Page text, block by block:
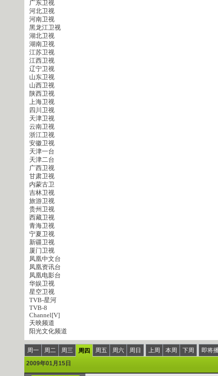
广东卫视
河北卫视
河南卫视
黑龙江卫视
湖北卫视
湖南卫视
江苏卫视
江西卫视
辽宁卫视
山东卫视
山西卫视
陕西卫视
上海卫视
四川卫视
天津卫视
云南卫视
浙江卫视
安徽卫视
天津一台
天津二台
广西卫视
甘肃卫视
内蒙古卫
吉林卫视
旅游卫视
贵州卫视
西藏卫视
青海卫视
宁夏卫视
新疆卫视
厦门卫视
凤凰中文台
凤凰资讯台
凤凰电影台
华娱卫视
星空卫视
TVB-星河
TVB-8
Channel[V]
天映频道
阳光文化频道
周一 周二 周三 周四 周五 周六 周日 上周 本周 下周
即将
2009年01月15日